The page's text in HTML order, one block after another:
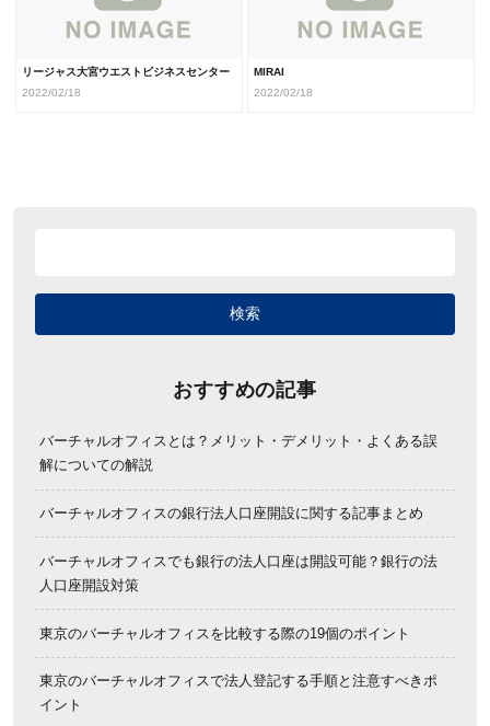
リージャス大宮ウエストビジネスセンター
2022/02/18
MIRAI
2022/02/18
おすすめの記事
バーチャルオフィスとは？メリット・デメリット・よくある誤
解についての解説
バーチャルオフィスの銀行法人口座開設に関する記事まとめ
バーチャルオフィスでも銀行の法人口座は開設可能？銀行の法
人口座開設対策
東京のバーチャルオフィスを比較する際の19個のポイント
東京のバーチャルオフィスで法人登記する手順と注意すべきポ
イント